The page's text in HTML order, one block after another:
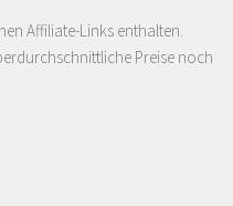
Affiliate-Links enthalten.
Preise noch